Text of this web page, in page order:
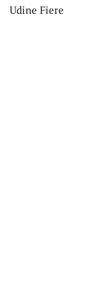
Udine Fiere